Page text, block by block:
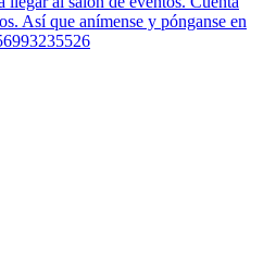
Así que anímense y pónganse en